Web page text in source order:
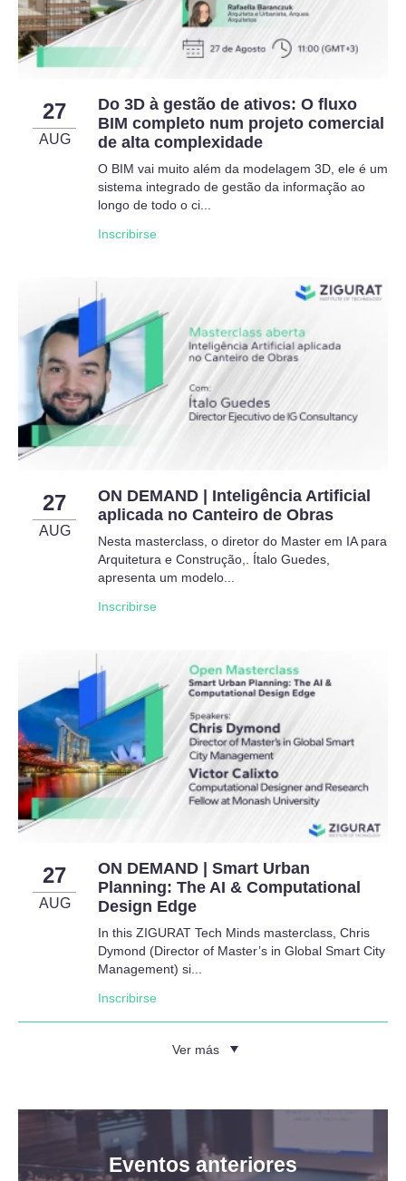
27
AUG
Do 3D à gestão de ativos: O fluxo
BIM completo num projeto comercial
de alta complexidade
O BIM vai muito além da modelagem 3D, ele é um
sistema integrado de gestão da informação ao
longo de todo o ci...
Inscribirse
27
AUG
ON DEMAND | Inteligência Artificial
aplicada no Canteiro de Obras
Nesta masterclass, o diretor do Master em IA para
Arquitetura e Construção,. Ítalo Guedes,
apresenta um modelo...
Inscribirse
27
AUG
ON DEMAND | Smart Urban
Planning: The AI & Computational
Design Edge
In this ZIGURAT Tech Minds masterclass, Chris
Dymond (Director of Master’s in Global Smart City
Management) si...
Inscribirse
Ver más
Eventos anteriores